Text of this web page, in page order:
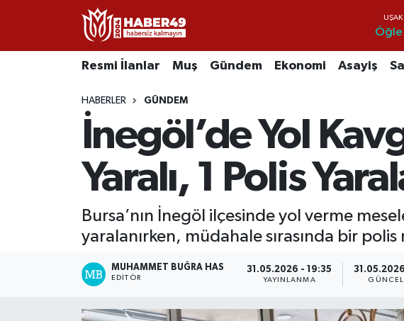
Öğle
Resmi İlanlar Muş Gündem Ekonomi Asayiş
HABERLER GÜNDEM
İnegöl’de Yol
Yaralı, 1 Polis
Bursa’nın İnegöl ilçesinde yol verme
yaralanırken, müdahale sırasında bir
MUHAMMET BUĞRA HAS
EDITÖR
31.05.2026 - 19:35
YAYINLANMA
Resmi İlanlar
Gündem
Uşak Nöbetçi Eczaneler
Uşak Namaz Vakitleri
Uşak Trafik Yoğunluk Haritası
TFF 2.Lig Kırmızı Grup Puan Durumu ve Fikstür
Tüm Manşetler
Son Dakika Haberleri
Haber Arşivi